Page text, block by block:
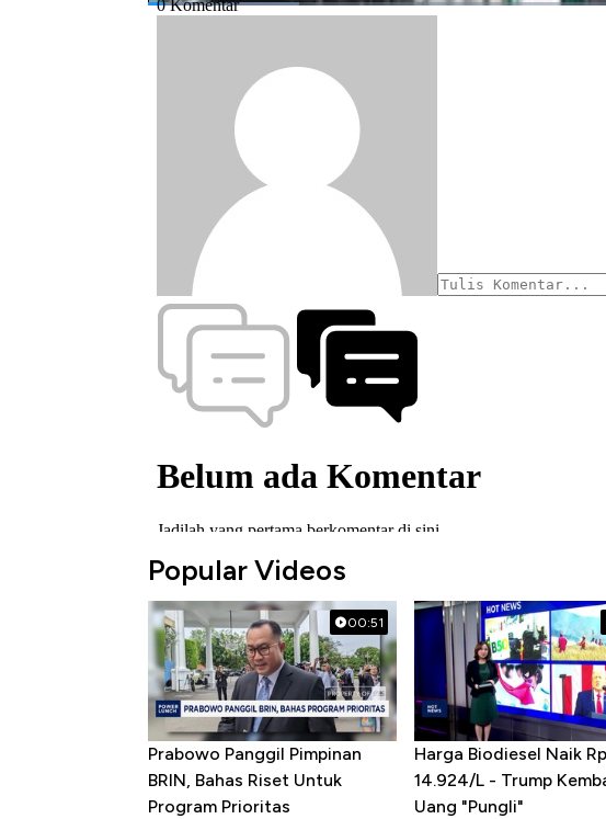
Popular Videos
00:51
Prabowo Panggil Pimpinan
BRIN, Bahas Riset Untuk
Program Prioritas
Harga Biodiesel Naik Rp
14.924/L - Trump
Uang "Pungli"